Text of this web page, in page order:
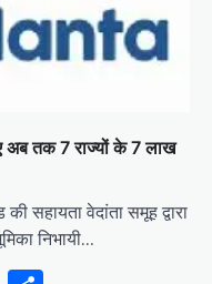
अब तक 7 राज्यों के 7 लाख
सहायता वेदांता समूह द्वारा
निभायी…